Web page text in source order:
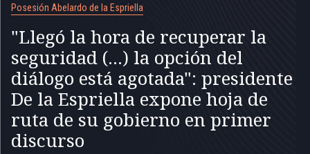
Posesión Abelardo de la Espriella
"Llegó la hora de recuperar la
seguridad (...) la opción del
diálogo está agotada": presidente
De la Espriella expone hoja de
ruta de su gobierno en primer
discurso